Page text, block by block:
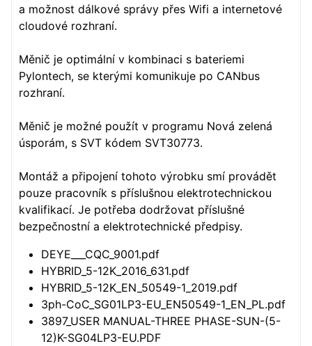
a možnost dálkové správy přes Wifi a internetové
cloudové rozhraní.
Měnič je optimální v kombinaci s bateriemi
Pylontech, se kterými komunikuje po CANbus
rozhraní.
Měnič je možné použít v programu Nová zelená
úsporám, s SVT kódem SVT30773.
Montáž a připojení tohoto výrobku smí provádět
pouze pracovník s příslušnou elektrotechnickou
kvalifikací. Je potřeba dodržovat příslušné
bezpečnostní a elektrotechnické předpisy.
DEYE___CQC_9001.pdf
HYBRID_5-12K_2016_631.pdf
HYBRID_5-12K_EN_50549-1_2019.pdf
3ph-CoC_SG01LP3-EU_EN50549-1_EN_PL.pdf
3897_USER MANUAL-THREE PHASE-SUN-(5-
12)K-SG04LP3-EU.PDF